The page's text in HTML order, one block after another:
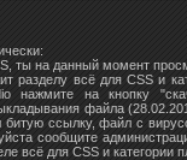
ты на данный момент
разделу всё для CSS и
нажмите на кнопку
файла
ссылку, файл с
сообщите
всё для CSS и категории